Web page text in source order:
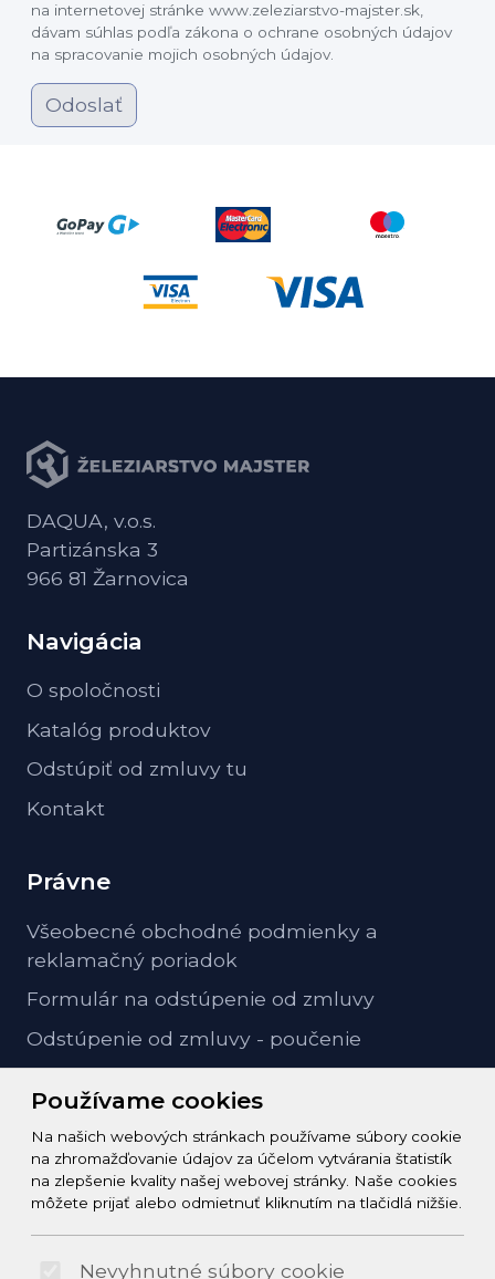
na internetovej stránke www.zeleziarstvo-majster.sk,
dávam súhlas podľa zákona o ochrane osobných údajov
na spracovanie mojich osobných údajov.
Odoslať
Používame cookies
Na našich webových stránkach používame súbory cookie
na zhromažďovanie údajov za účelom vytvárania štatistík
na zlepšenie kvality našej webovej stránky. Naše cookies
môžete prijať alebo odmietnuť kliknutím na tlačidlá nižšie.
Nevyhnutné súbory cookie
DAQUA, v.o.s.
Partizánska 3
966 81 Žarnovica
Navigácia
O spoločnosti
Katalóg produktov
Odstúpiť od zmluvy tu
Kontakt
Právne
Všeobecné obchodné podmienky a
reklamačný poriadok
Formulár na odstúpenie od zmluvy
Odstúpenie od zmluvy - poučenie
Kontakt
info@zeleziarstvo-majster.sk
+421456812908